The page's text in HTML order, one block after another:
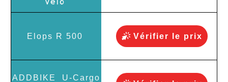
Vérifier le prix